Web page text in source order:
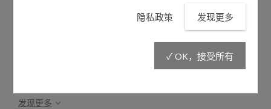
右侧备用可拆卸口袋可安装在电动液压泵B.A.S. 的主体。
发现更多
隐私政策 发现更多
✓ OK，接受所有